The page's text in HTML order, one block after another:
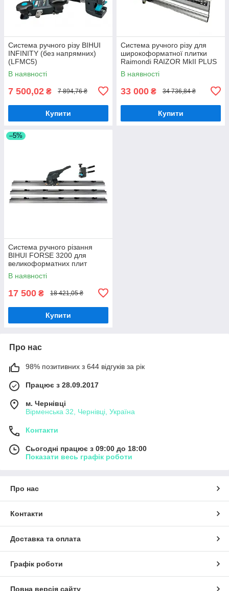
Система ручного різу BIHUI
INFINITY (без напрямних)
(LFMC5)
В наявності
7 500,02 ₴ 7 894,76 ₴
Купити
Система ручного різу для
широкоформатної плитки
Raimondi RAIZOR MkII PLUS
(433CP00APR)
В наявності
33 000 ₴ 34 736,84 ₴
Купити
–5%
Система ручного різання
BIHUI FORSE 3200 для
великоформатних плит
(TQSCR36)
В наявності
17 500 ₴ 18 421,05 ₴
Купити
Про нас
98% позитивних з 644 відгуків за рік
Працює з 28.09.2017
м. Чернівці
Вірменська 32, Чернівці, Україна
Контакти
Сьогодні працює з 09:00 до 18:00
Показати весь графік роботи
Про нас
Контакти
Доставка та оплата
Графік роботи
Повна версія сайту